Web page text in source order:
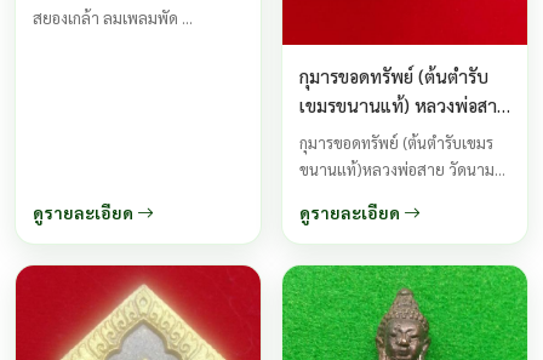
สยองเกล้า ลมเพลมพัด ...
ดูรายละเอียด
กุมารขอดทรัพย์ (ต้นตำรับ
เขมรขนานแท้) หลวงพ่อสาย
วัดนามวิจิตร
กุมารขอดทรัพย์ (ต้นตำรับเขมร
ขนานแท้)หลวงพ่อสาย วัดนาม
วิทยาคมอาถรรพณ์สายเขมร
โบราณโดยตรง)ปัจจุบันนี้เมื่อพูด
ถึงกุมารขอดทรัพย์ ที่มีความเฮี้ยน
และขลัง ต้องเป็นเจ้าตำรับ หลวง
พ่อชื่น ...
ดูรายละเอียด